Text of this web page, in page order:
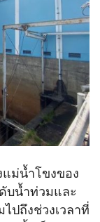
แม่น้ำโขงของ
บน้ำท่วมและ
ปถึงช่วงเวลาที่